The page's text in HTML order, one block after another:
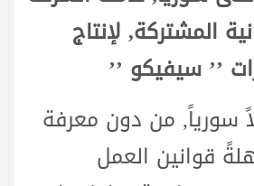
المشتركة, لإنتاج
’’ سيفيكو ’’
عاملاً سورياً, من دون معرفة
قوانين العمل